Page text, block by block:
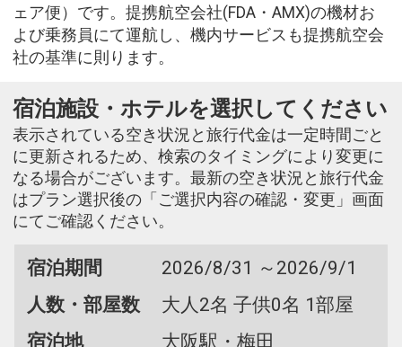
ェア便）です。提携航空会社(FDA・AMX)の機材お
よび乗務員にて運航し、機内サービスも提携航空会
社の基準に則ります。
宿泊施設・ホテルを選択してください
表示されている空き状況と旅行代金は一定時間ごと
に更新されるため、検索のタイミングにより変更に
なる場合がございます。最新の空き状況と旅行代金
はプラン選択後の「ご選択内容の確認・変更」画面
にてご確認ください。
宿泊期間
2026/8/31 ～2026/9/1
人数・部屋数
大人2名 子供0名 1部屋
宿泊地
大阪駅・梅田